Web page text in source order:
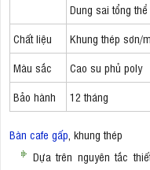
​Dung sai tổng
Chất liệu
Khung thép sơn/
Màu sắc
Cao su phủ poly
Bảo hành
12 tháng
Bàn cafe gấp , khung thép
Dựa trên nguyên tắc